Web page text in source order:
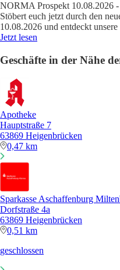
NORMA Prospekt 10.08.2026
Stöbert euch jetzt durch den
10.08.2026 und entdeckt
Jetzt lesen
Geschäfte in der Nähe
Apotheke
Hauptstraße 7
63869 Heigenbrücken
0,47 km
Sparkasse Aschaffenburg
Dorfstraße 4a
63869 Heigenbrücken
0,51 km
geschlossen